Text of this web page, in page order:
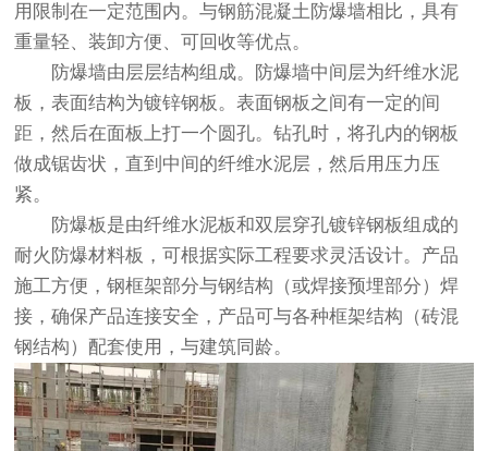
用限制在一定范围内。与钢筋混凝土防爆墙相比，具有
重量轻、装卸方便、可回收等优点。
防爆墙由层层结构组成。防爆墙中间层为纤维水泥
板，表面结构为镀锌钢板。表面钢板之间有一定的间
距，然后在面板上打一个圆孔。钻孔时，将孔内的钢板
做成锯齿状，直到中间的纤维水泥层，然后用压力压
紧。
防爆板是由纤维水泥板和双层穿孔镀锌钢板组成的
耐火防爆材料板，可根据实际工程要求灵活设计。产品
施工方便，钢框架部分与钢结构（或焊接预埋部分）焊
接，确保产品连接安全，产品可与各种框架结构（砖混
钢结构）配套使用，与建筑同龄。